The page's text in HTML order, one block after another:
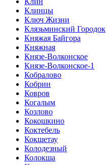
Клинцы
Ключ Жизни
Клязьминский Городок
Княжая Байгора
Княжная
Князе-Волконское
Князе-Волконское-1
Кобралово
Кобрин
Ковров
Когалым
Козлово
Кокошкино
Коктебель
Кокшетау
Колодезный
Колокша